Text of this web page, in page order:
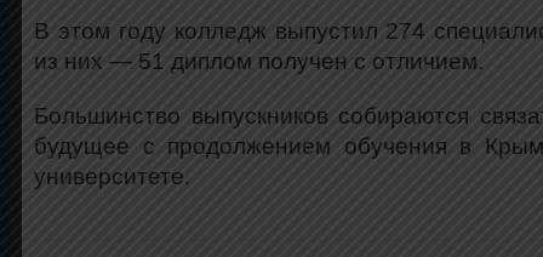
В этом году колледж выпустил 274
из них — 51 диплом получен с отличием.
Большинство выпускников собираются
будущее с продолжением обучения в
университете.